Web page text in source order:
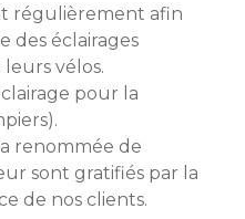
régulièrement afin
des éclairages
vélos.
pour la
renommée de
sont gratifiés par la
de nos clients.